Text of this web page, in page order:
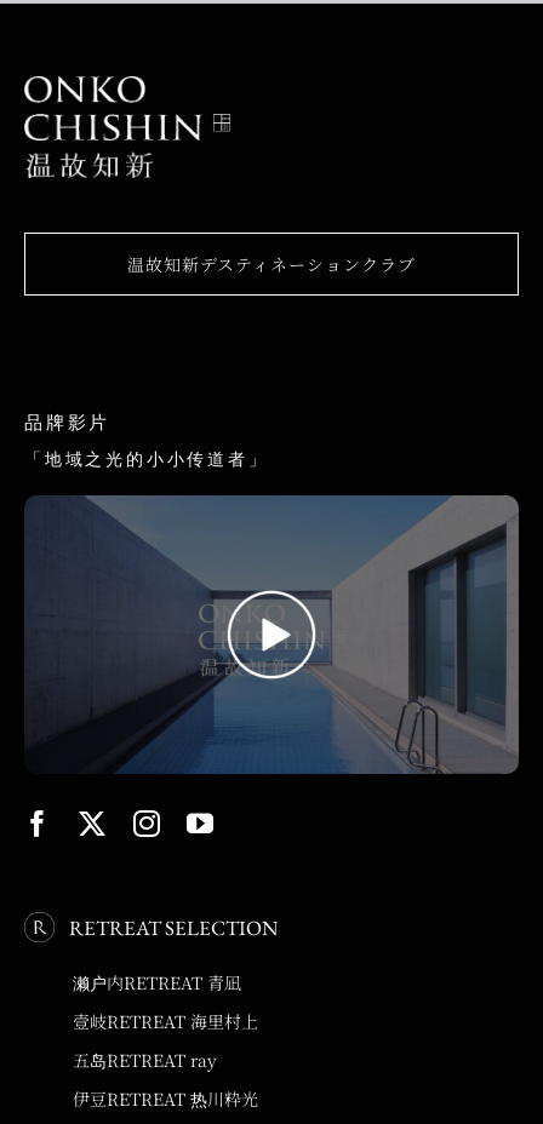
温故知新デスティネーションクラブ
品牌影片
「地域之光的小小传道者」
RETREAT SELECTION
濑户内RETREAT 青凪
壹岐RETREAT 海里村上
五岛RETREAT ray
伊豆RETREAT 热川粋光